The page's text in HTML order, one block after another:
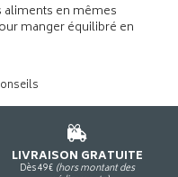
aliments en mêmes
manger équilibré en
LIVRAISON GRATUITE
Dès 49€ (hors montant des